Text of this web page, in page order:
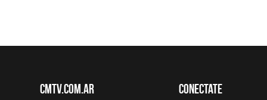
CMTV.com.ar Conectate